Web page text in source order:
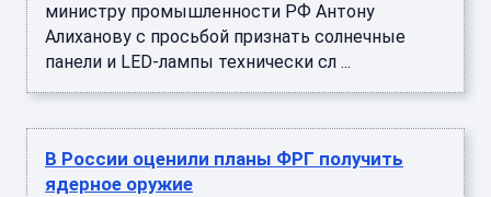
министру промышленности РФ Антону
Алиханову с просьбой признать солнечные
панели и LED-лампы технически сл ...
В России оценили планы ФРГ получить
ядерное оружие